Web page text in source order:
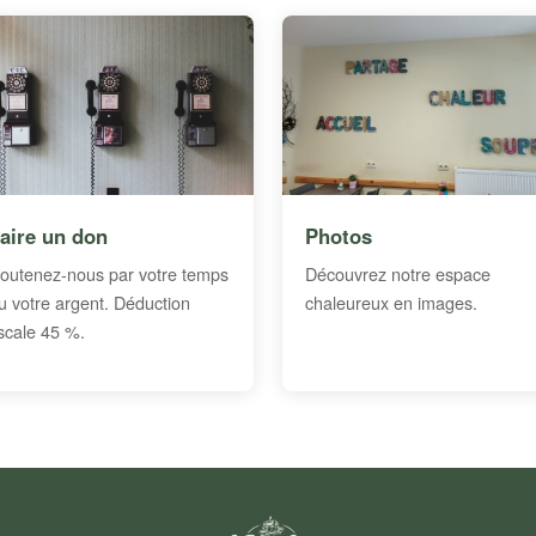
un don
nous par votre temps
votre argent. Déduction
45 %.
Photos
Découvrez notre espace
chaleureux en images.